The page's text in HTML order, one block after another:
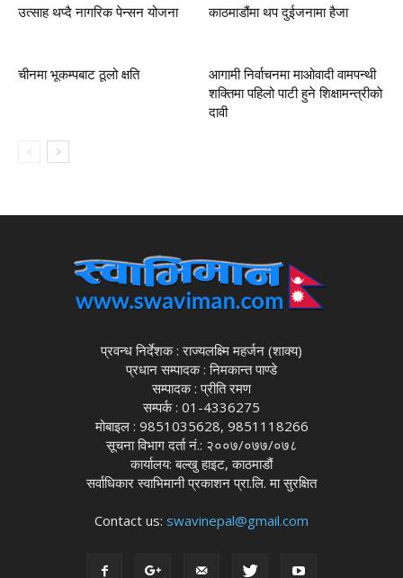
उत्साह थप्दै नागरिक पेन्सन योजना काठमाडौंमा थप दुईजनामा हैजा
चीनमा भूकम्पबाट ठूलो क्षति
आगामी निर्वाचनमा माओवादी वामपन्थी
शक्तिमा पहिलो पाटी हुने शिक्षामन्त्रीकाे
दावी
प्रवन्ध निर्देशक : राज्यलक्ष्मि महर्जन (शाक्य)
प्रधान सम्पादक : निमकान्त पाण्डे
सम्पादक : प्रीति रमण
सम्पर्क : 01-4336275
मोबाइल : 9851035628, 9851118266
सूचना विभाग दर्ता नं.: २००७/०७७/०७८
कार्यालय: बल्खु हाइट, काठमाडौं
सर्वाधिकार स्वाभिमानी प्रकाशन प्रा.लि. मा सुरक्षित
Contact us: swavinepal@gmail.com